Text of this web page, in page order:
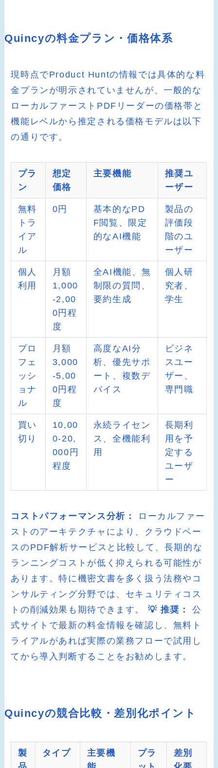
Quincyの料金プラン・価格体系
現時点でProduct Huntの情報では具体的な料
金プランが明示されていませんが、一般的な
ローカルファーストPDFリーダーの価格帯と
機能レベルから推定される価格モデルは以下
の通りです。
プラ
ン
想定
価格
主要機能
推奨ユ
ーザー
無料
トラ
イア
ル
0円
基本的なPD
F閲覧、限定
的なAI機能
製品の
評価段
階のユ
ーザー
個人
利用
月額
1,000
-2,00
0円程
度
全AI機能、無
制限の質問、
要約生成
個人研
究者、
学生
プロ
フェ
ッシ
ョナ
ル
月額
3,000
-5,00
0円程
度
高度なAI分
析、優先サポ
ート、複数デ
バイス
ビジネ
スユー
ザー、
専門職
買い
切り
10,00
0-20,
000円
程度
永続ライセン
ス、全機能利
用
長期利
用を予
定する
ユーザ
ー
コストパフォーマンス分析：
ローカルファー
ストのアーキテクチャにより、クラウドベー
スのPDF解析サービスと比較して、長期的な
ランニングコストが低く抑えられる可能性が
あります。特に機密文書を多く扱う法務やコ
ンサルティング分野では、セキュリティコス
トの削減効果も期待できます。 💡 推奨：
公
式サイトで最新の料金情報を確認し、無料ト
ライアルがあれば実際の業務フローで試用し
てから導入判断することをお勧めします。
Quincyの競合比較・差別化ポイント
製
タイプ
主要機
プラ
差別